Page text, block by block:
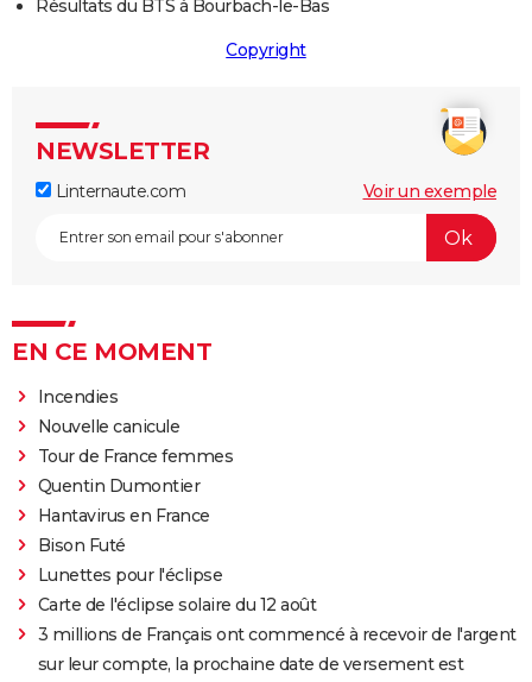
Résultats du BTS à Bourbach-le-Bas
Copyright
NEWSLETTER
Linternaute.com Voir un exemple
EN CE MOMENT
Incendies
Nouvelle canicule
Tour de France femmes
Quentin Dumontier
Hantavirus en France
Bison Futé
Lunettes pour l'éclipse
Carte de l'éclipse solaire du 12 août
3 millions de Français ont commencé à recevoir de l'argent
sur leur compte, la prochaine date de versement est